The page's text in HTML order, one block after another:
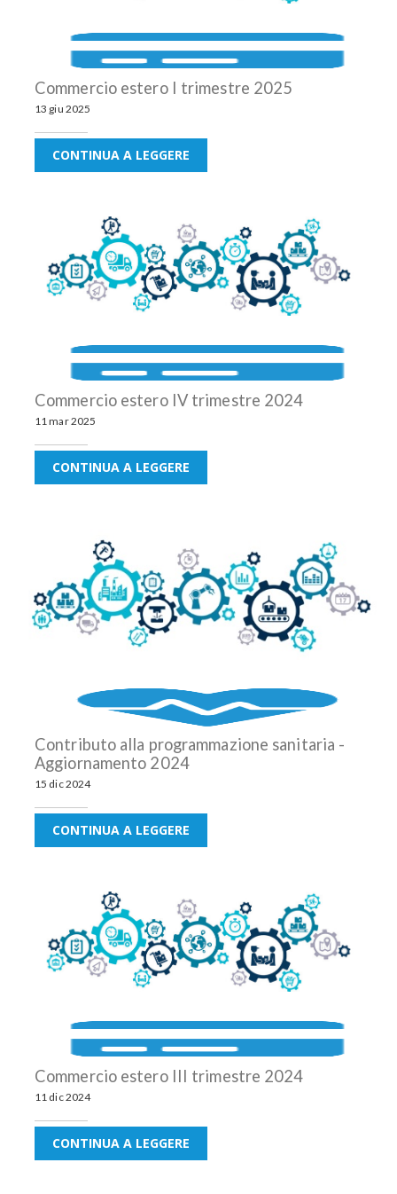
Commercio estero I trimestre 2025
13 giu 2025
CONTINUA A LEGGERE
Commercio estero IV trimestre 2024
11 mar 2025
CONTINUA A LEGGERE
Contributo alla programmazione sanitaria -
Aggiornamento 2024
15 dic 2024
CONTINUA A LEGGERE
Commercio estero III trimestre 2024
11 dic 2024
CONTINUA A LEGGERE